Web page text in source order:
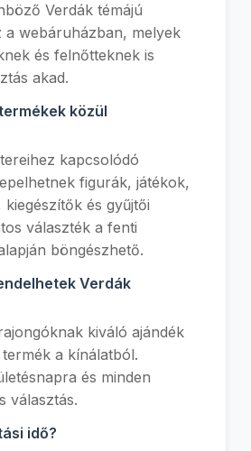
Verdák témájú
a webáruházban, melyek
és felnőtteknek is
akad.
közül
kapcsolódó
figurák, játékok,
és gyűjtői
választék a fenti
böngészhető.
Verdák
kiváló ajándék
a kínálatból.
és minden
választás.
idő?